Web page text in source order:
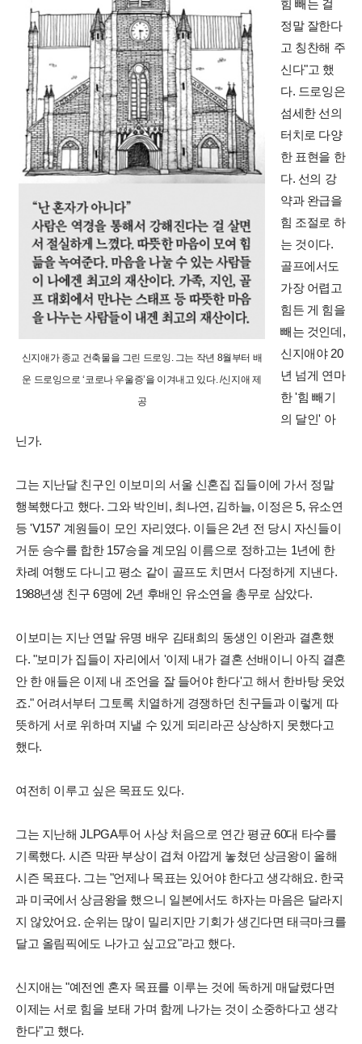
신지애가 종교 건축물을 그린 드로잉. 그는 작년 8월부터 배
운 드로잉으로 ‘코로나 우울증’을 이겨내고 있다. /신지애 제
공
힘 빼는 걸
정말 잘한다
고 칭찬해 주
신다"고 했
다. 드로잉은
섬세한 선의
터치로 다양
한 표현을 한
다. 선의 강
약과 완급을
힘 조절로 하
는 것이다.
골프에서도
가장 어렵고
힘든 게 힘을
빼는 것인데,
신지애야 20
년 넘게 연마
한 '힘 빼기
의 달인' 아
닌가.
그는 지난달 친구인 이보미의 서울 신혼집 집들이에 가서 정말
행복했다고 했다. 그와 박인비, 최나연, 김하늘, 이정은 5, 유소연
등 'V157' 계원들이 모인 자리였다. 이들은 2년 전 당시 자신들이
거둔 승수를 합한 157승을 계모임 이름으로 정하고는 1년에 한
차례 여행도 다니고 평소 같이 골프도 치면서 다정하게 지낸다.
1988년생 친구 6명에 2년 후배인 유소연을 총무로 삼았다.
이보미는 지난 연말 유명 배우 김태희의 동생인 이완과 결혼했
다. "보미가 집들이 자리에서 '이제 내가 결혼 선배이니 아직 결혼
안 한 애들은 이제 내 조언을 잘 들어야 한다'고 해서 한바탕 웃었
죠." 어려서부터 그토록 치열하게 경쟁하던 친구들과 이렇게 따
뜻하게 서로 위하며 지낼 수 있게 되리라곤 상상하지 못했다고
했다.
여전히 이루고 싶은 목표도 있다.
그는 지난해 JLPGA투어 사상 처음으로 연간 평균 60대 타수를
기록했다. 시즌 막판 부상이 겹쳐 아깝게 놓쳤던 상금왕이 올해
시즌 목표다. 그는 "언제나 목표는 있어야 한다고 생각해요. 한국
과 미국에서 상금왕을 했으니 일본에서도 하자는 마음은 달라지
지 않았어요. 순위는 많이 밀리지만 기회가 생긴다면 태극마크를
달고 올림픽에도 나가고 싶고요"라고 했다.
신지애는 "예전엔 혼자 목표를 이루는 것에 독하게 매달렸다면
이제는 서로 힘을 보태 가며 함께 나가는 것이 소중하다고 생각
한다"고 했다.